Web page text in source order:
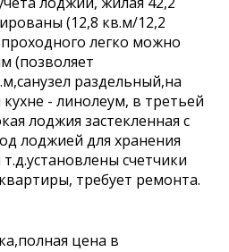
(12,8 кв.м/12,2
легко можно
(позволяет
раздельный,на
- линолеум, в третьей
лоджия застекленная с
лоджией для хранения
счетчики
требует ремонта.
цена в